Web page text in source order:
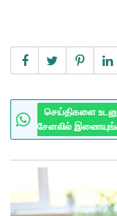
செய்திகளை
சேனலில்